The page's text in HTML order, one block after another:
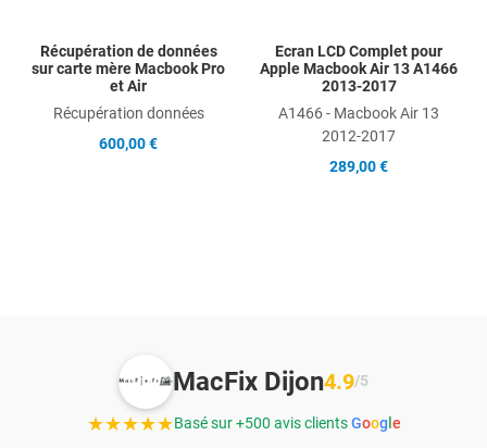
Récupération de données
sur carte mère Macbook Pro
et Air
Récupération données
600,00 €
Ecran LCD Complet pour
Apple Macbook Air 13 A1466
2013-2017
A1466 - Macbook Air 13
2012-2017
289,00 €
MacFix Dijon4.9/5
★★★★★Basé sur +500 avis clientsGoogle